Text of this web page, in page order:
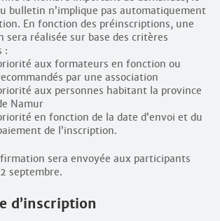
bulletin n’implique pas automatiquement
En fonction des préinscriptions, une
sera réalisée sur base des critères
:
aux formateurs en fonction ou
par une association
aux personnes habitant la province
Namur
en fonction de la date d’envoi et du
de l’inscription.
sera envoyée aux participants
septembre.
d’inscription